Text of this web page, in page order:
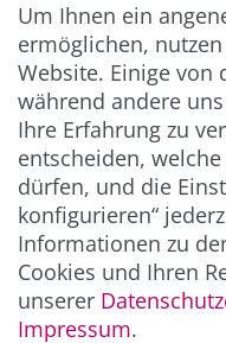
**
ZAHLUNG &
Um Ihnen ein
ermöglichen,
Website. Einige von
während andere
Ihre Erfahrung zu
entscheiden,
dürfen, und die
konfigurieren“
Informationen zu
Cookies und Ihren
unserer
Impressum.